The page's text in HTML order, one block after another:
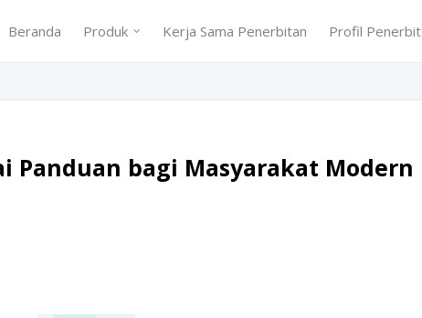
Beranda Produk Kerja Sama Penerbitan Profil Penerbit
Panduan bagi Masyarakat Modern